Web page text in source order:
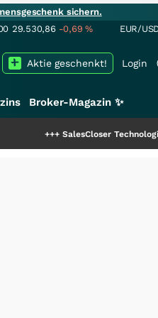
sichern.
29.530,86 -0,69% EUR/
Login
Aktie geschenkt!
Broker-Magazin ✨
SalesCloser Technologies: